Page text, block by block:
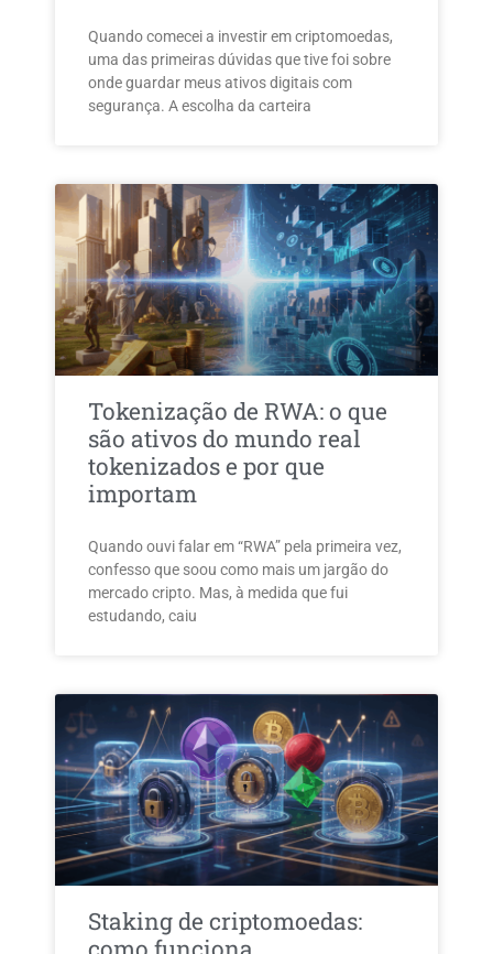
Quando comecei a investir em criptomoedas,
uma das primeiras dúvidas que tive foi sobre
onde guardar meus ativos digitais com
segurança. A escolha da carteira
Tokenização de RWA: o que
são ativos do mundo real
tokenizados e por que
importam
Quando ouvi falar em “RWA” pela primeira vez,
confesso que soou como mais um jargão do
mercado cripto. Mas, à medida que fui
estudando, caiu
Staking de criptomoedas: